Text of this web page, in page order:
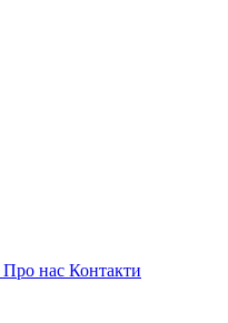
Про нас Контакти